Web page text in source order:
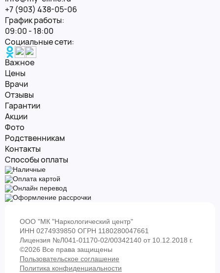
ООО "МК "Наркологический центр"
ИНН 0274939850 ОГРН 1180280047661
Лицензия №Л041-01170-02/00342140 от 10.12.2018 г.
©2026 Все права защищены
Пользовательское соглашение
Политика конфиденциальности
Важное
Цены
Врачи
Отзывы
Гарантии
Акции
Фото
Родственникам
Контакты
Способы оплаты
Наличные
Оплата картой
Онлайн перевод
Оформление рассрочки
+7 (903) 438-05-06
График работы:
09:00 - 18:00
Социальные сети: